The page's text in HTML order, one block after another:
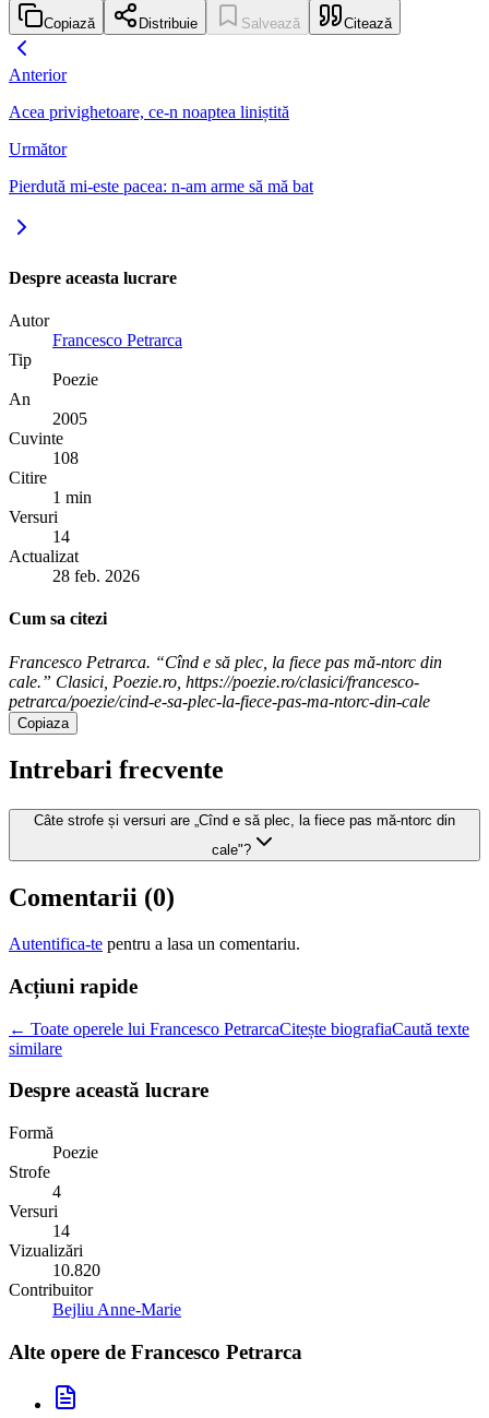
Copiază Distribuie Salvează Citează
Anterior
Acea privighetoare, ce-n noaptea liniștită
Următor
Pierdută mi-este pacea: n-am arme să mă bat
Despre aceasta lucrare
Autor
Francesco Petrarca
Tip
Poezie
An
2005
Cuvinte
108
Citire
1 min
Versuri
14
Actualizat
28 feb. 2026
Cum sa citezi
Francesco Petrarca. “Cînd e să plec, la fiece pas mă-ntorc din
cale.” Clasici, Poezie.ro, https://poezie.ro/clasici/francesco-
petrarca/poezie/cind-e-sa-plec-la-fiece-pas-ma-ntorc-din-cale
Copiaza
Intrebari frecvente
Câte strofe și versuri are „Cînd e să plec, la fiece pas mă-ntorc din
cale"?
Comentarii (0)
Autentifica-te pentru a lasa un comentariu.
Acțiuni rapide
← Toate operele lui Francesco PetrarcaCitește biografiaCaută texte
similare
Despre această lucrare
Formă
Poezie
Strofe
4
Versuri
14
Vizualizări
10.820
Contribuitor
Bejliu Anne-Marie
Alte opere de Francesco Petrarca